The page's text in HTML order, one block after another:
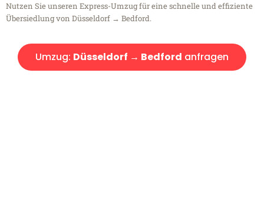
Nutzen Sie unseren Express-Umzug für eine schnelle und effiziente
Übersiedlung von Düsseldorf → Bedford.
Umzug: Düsseldorf → Bedford anfragen